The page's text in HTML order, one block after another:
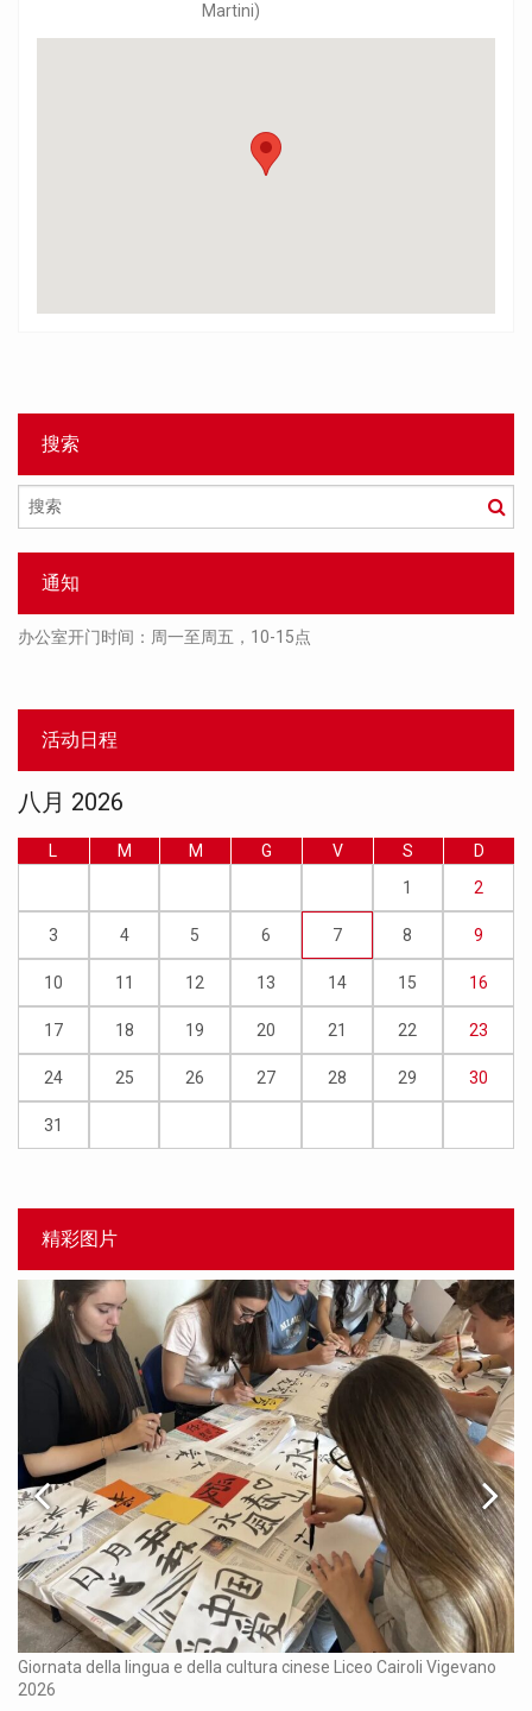
Martini)
搜索
搜
索
通知
办公室开门时间：周一至周五，10-15点
活动日程
八月 2026
L M M G V S
D
1
2
3 4 5 6 7 8 9
10 11 12 13 14 15 16
17 18 19 20 21 22 23
24 25 26 27 28 29 30
31
精彩图片
Giornata della lingua e della cultura cinese Liceo Cairoli Vigevano
2026